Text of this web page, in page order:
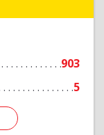
903
5